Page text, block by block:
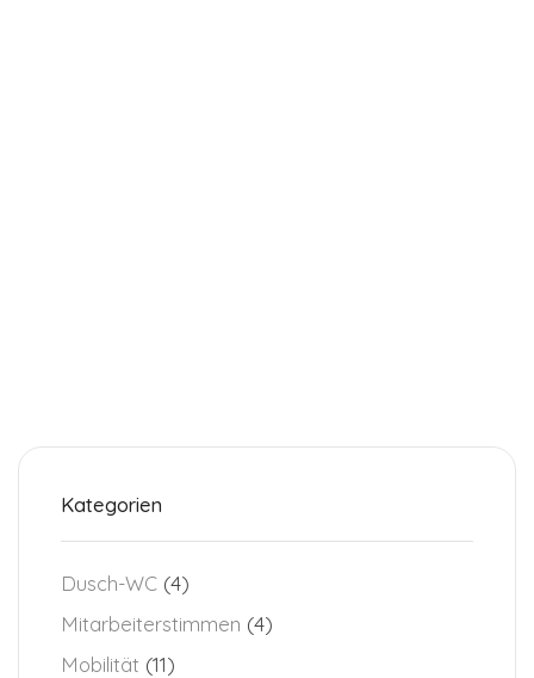
Kategorien
Dusch-WC (4)
Mitarbeiterstimmen (4)
Mobilität (11)